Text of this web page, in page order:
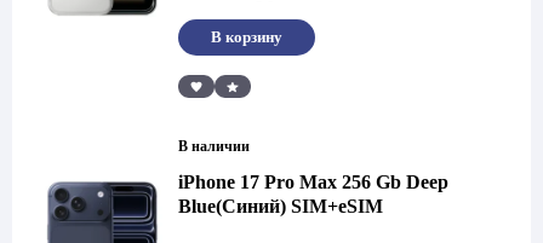
490 руб..
Сравнить
В корзину
В наличии
iPhone 17 Pro Max 256 Gb Deep
Blue(Синий) SIM+eSIM